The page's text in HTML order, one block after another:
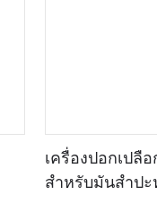
เครื่องปอกเปลื
สำหรับมันสำปะ